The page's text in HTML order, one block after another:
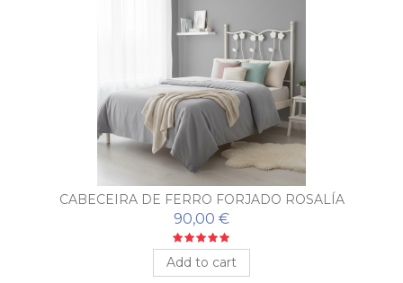
CABECEIRA DE FERRO FORJADO ROSALÍA
90,00 €
Add to cart